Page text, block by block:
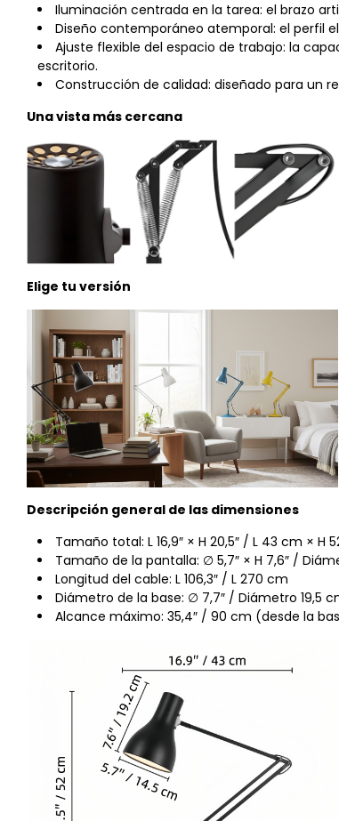
Iluminación centrada en la tarea: el brazo
Diseño contemporáneo atemporal: el perfil
Ajuste flexible del espacio de trabajo: la
escritorio.
Construcción de calidad: diseñado para un
Una vista más cercana
Elige tu versión
Descripción general de las dimensiones
Tamaño total: L 16,9″ × H 20,5″ / L 43 cm × H
Tamaño de la pantalla: ∅ 5,7″ × H 7,6″ /
Longitud del cable: L 106,3″ / L 270 cm
Diámetro de la base: ∅ 7,7″ / Diámetro 19,5
Alcance máximo: 35,4″ / 90 cm (desde la